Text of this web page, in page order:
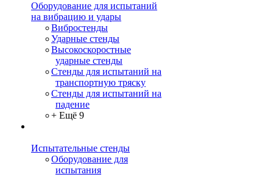
Оборудование для испытаний
на вибрацию и удары
Вибростенды
Ударные стенды
Высокоскоростные
ударные стенды
Стенды для испытаний на
транспортную тряску
Стенды для испытаний на
падение
+ Ещё 9
Испытательные стенды
Оборудование для
испытания